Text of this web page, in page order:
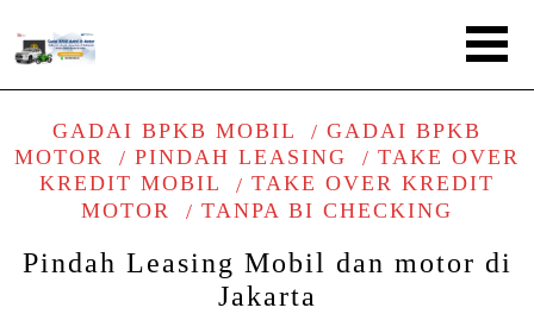
GADAI BPKB MOBIL
GADAI BPKB
MOTOR
PINDAH LEASING
TAKE OVER
KREDIT MOBIL
TAKE OVER KREDIT
MOTOR
TANPA BI CHECKING
Pindah Leasing Mobil dan motor di
Jakarta